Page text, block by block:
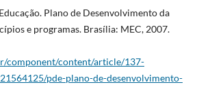
Plano de Desenvolvimento da
e programas. Brasília: MEC, 2007.
component/content/article/137-
pde-plano-de-desenvolvimento-